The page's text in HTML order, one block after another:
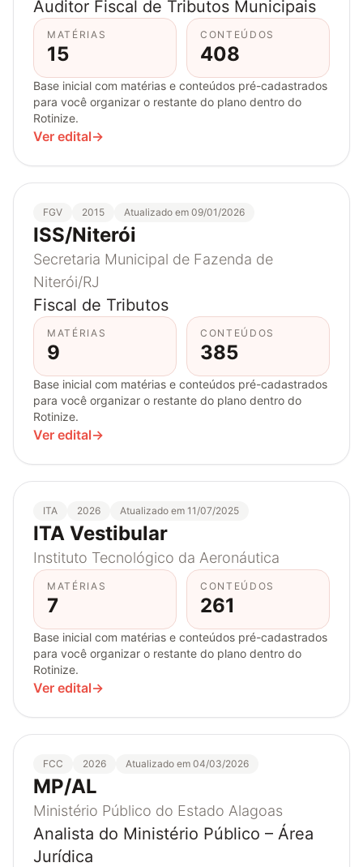
Auditor Fiscal de Tributos Municipais
MATÉRIAS
15
CONTEÚDOS
408
Base inicial com matérias e conteúdos pré-cadastrados
para você organizar o restante do plano dentro do
Rotinize.
Ver edital→
FGV 2015 Atualizado em 09/01/2026
ISS/Niterói
Secretaria Municipal de Fazenda de
Niterói/RJ
Fiscal de Tributos
MATÉRIAS
9
CONTEÚDOS
385
Base inicial com matérias e conteúdos pré-cadastrados
para você organizar o restante do plano dentro do
Rotinize.
Ver edital→
ITA 2026 Atualizado em 11/07/2025
ITA Vestibular
Instituto Tecnológico da Aeronáutica
MATÉRIAS
7
CONTEÚDOS
261
Base inicial com matérias e conteúdos pré-cadastrados
para você organizar o restante do plano dentro do
Rotinize.
Ver edital→
FCC 2026 Atualizado em 04/03/2026
MP/AL
Ministério Público do Estado Alagoas
Analista do Ministério Público – Área
Jurídica